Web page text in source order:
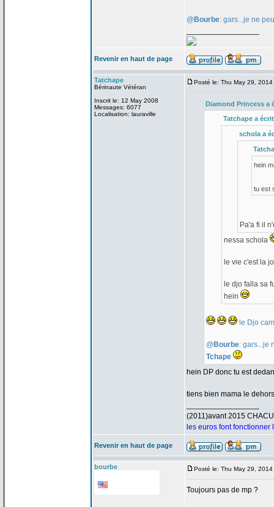
@ Bourbe: gars...je ne
Revenir en haut de page
Tatchape
Bérinaute Vétéran
Inscrit le: 12 May 2008
Messages: 6077
Localisation: lauraville
Posté le: Thu May 29,
Diamond Princess a
Tatchape a
schola a
hein
tu est
Pa'afi il
nessa schola
le vie c'est la
le djo falla sa
hein
le Djo
@ Bourbe: gars...je
Tchape
hein DP donc tu est
tiens bien mama le
(2011)avant 2015
les euros font fonctionner
Revenir en haut de page
bourbe Posté le: Thu May 29,
Toujours pas de mp ?